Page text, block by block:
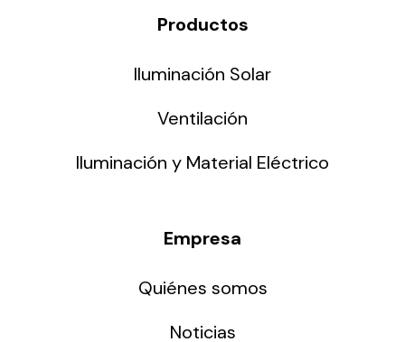
Productos
Iluminación Solar
Ventilación
Iluminación y Material Eléctrico
Empresa
Quiénes somos
Noticias